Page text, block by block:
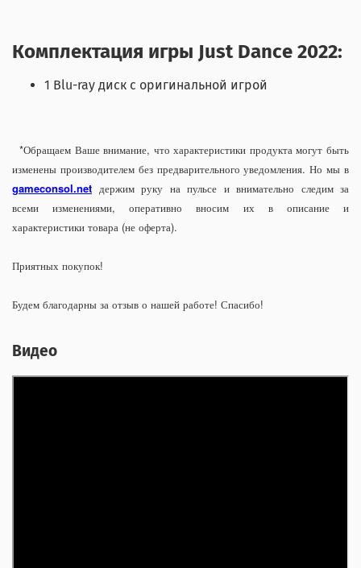
Комплектация игры Just Dance 2022:
1 Blu-ray диск с оригинальной игрой
*Обращаем Ваше внимание, что характеристики продукта могут быть
изменены производителем без предварительного уведомления. Но мы в
gameconsol.net держим руку на пульсе и внимательно следим за
всеми изменениями, оперативно вносим их в описание и
характеристики товара (не оферта).
Приятных покупок!
Будем благодарны за отзыв о нашей работе! Спасибо!
Видео